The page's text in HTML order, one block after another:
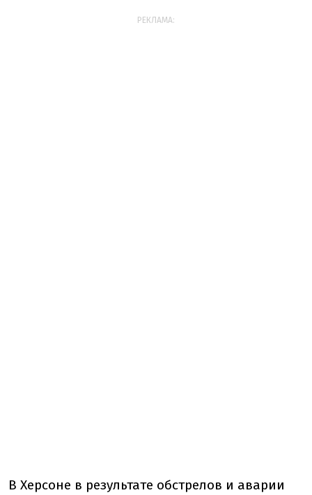
РЕКЛАМА:
В Херсоне в результате обстрелов и аварии